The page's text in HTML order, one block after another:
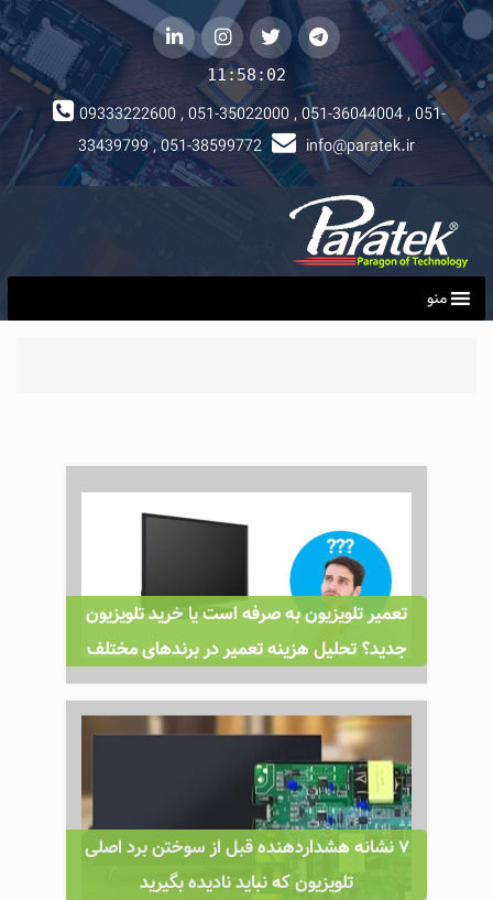
telegramتوییتر instagramلینکداین
11:58:02
09333222600 , 051-35022000 , 051-36044004 , 051-
33439799 , 051-38599772
info@paratek.ir
منو
تعمیر تلویزیون به ‌صرفه است یا خرید تلویزیون
جدید؟ تحلیل هزینه تعمیر در برندهای مختلف
۷ نشانه هشداردهنده قبل از سوختن برد اصلی
تلویزیون که نباید نادیده بگیرید